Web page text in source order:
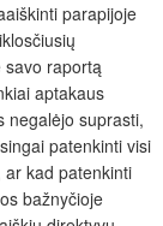
parapijoje
savo raportą
aptakaus
negalėjo suprasti,
patenkinti visi
kad patenkinti
bažnyčioje